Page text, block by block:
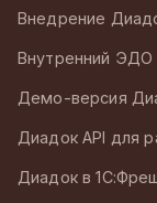
Внедрение
Внутренний ЭДО
Демо-версия
Диадок API для
Диадок в